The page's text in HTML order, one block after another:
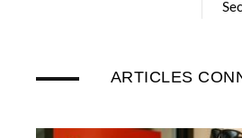
ARTICLES